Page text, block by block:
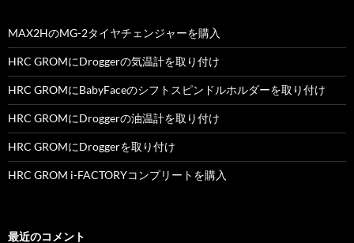
MAX2HのMG-2タイヤチェンジャーを購入
HRC GROMにDroggerの気温計を取り付け
HRC GROMにBabyFaceのシフトスピンドルホルダーを取り付け
HRC GROMにDroggerの油温計を取り付け
HRC GROMにDroggerを取り付け
HRC GROM i-FACTORYコンプリートを購入
最近のコメント